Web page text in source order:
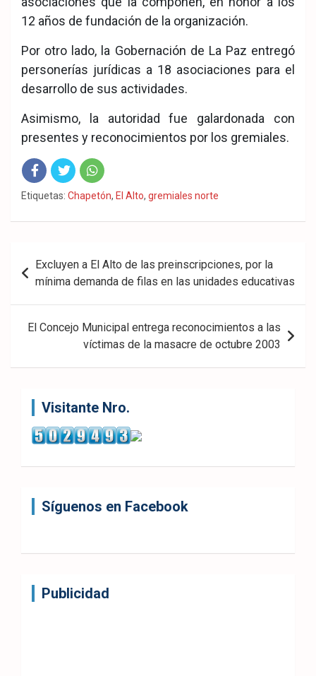
12 años de fundación de la organización.
Por otro lado, la Gobernación de La Paz entregó
personerías jurídicas a 18 asociaciones para el
desarrollo de sus actividades.
Asimismo, la autoridad fue galardonada con
presentes y reconocimientos por los gremiales.
Fac
eb
Twit
ter
Wha
tsA
Etiquetas: Chapetón, El Alto, gremiales norte
Navegación
de
entradas
Excluyen a El Alto de las preinscripciones, por la
mínima demanda de filas en las unidades educativas
El Concejo Municipal entrega reconocimientos a las
víctimas de la masacre de octubre 2003
Visitante Nro.
Síguenos en Facebook
Publicidad